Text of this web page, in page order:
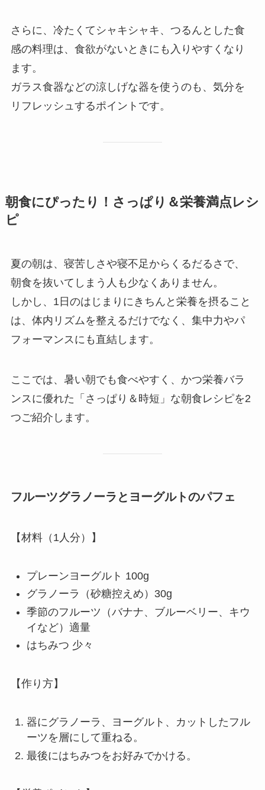
さらに、冷たくてシャキシャキ、つるんとした食
感の料理は、食欲がないときにも入りやすくなり
ます。
ガラス食器などの涼しげな器を使うのも、気分を
リフレッシュするポイントです。
朝食にぴったり！さっぱり＆栄養満点レシ
ピ
夏の朝は、寝苦しさや寝不足からくるだるさで、
朝食を抜いてしまう人も少なくありません。
しかし、1日のはじまりにきちんと栄養を摂ること
は、体内リズムを整えるだけでなく、集中力やパ
フォーマンスにも直結します。
ここでは、暑い朝でも食べやすく、かつ栄養バラ
ンスに優れた「さっぱり＆時短」な朝食レシピを2
つご紹介します。
フルーツグラノーラとヨーグルトのパフェ
【材料（1人分）】
プレーンヨーグルト 100g
グラノーラ（砂糖控えめ）30g
季節のフルーツ（バナナ、ブルーベリー、キウ
イなど）適量
はちみつ 少々
【作り方】
器にグラノーラ、ヨーグルト、カットしたフル
ーツを層にして重ねる。
最後にはちみつをお好みでかける。